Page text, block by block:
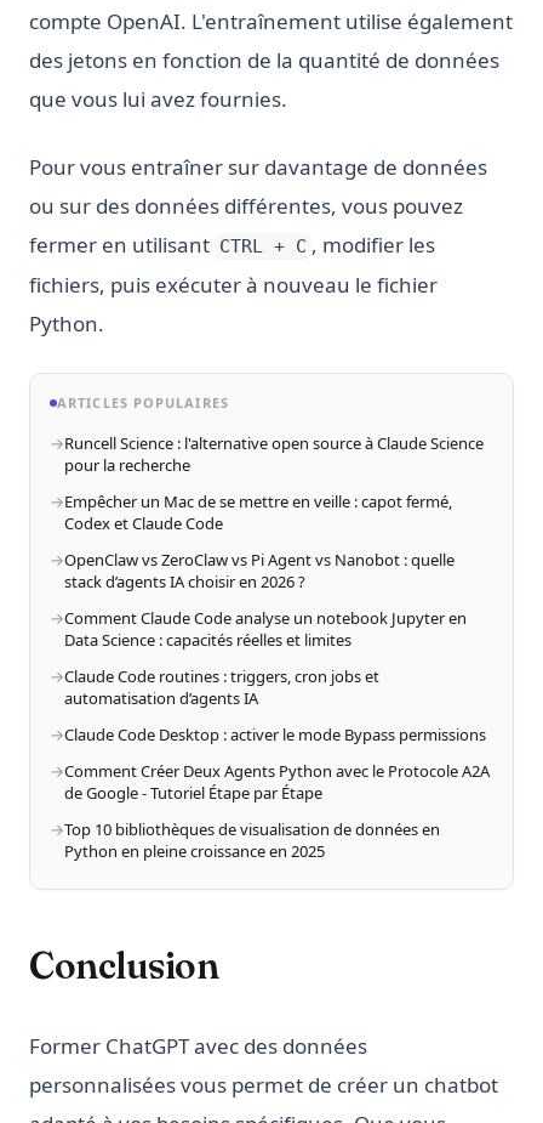
compte OpenAI. L'entraînement utilise également
des jetons en fonction de la quantité de données
que vous lui avez fournies.
Pour vous entraîner sur davantage de données
ou sur des données différentes, vous pouvez
fermer en utilisant CTRL + C , modifier les
fichiers, puis exécuter à nouveau le fichier
Python.
ARTICLES POPULAIRES
Runcell Science : l'alternative open source à Claude Science
pour la recherche
Empêcher un Mac de se mettre en veille : capot fermé,
Codex et Claude Code
OpenClaw vs ZeroClaw vs Pi Agent vs Nanobot : quelle
stack d’agents IA choisir en 2026 ?
Comment Claude Code analyse un notebook Jupyter en
Data Science : capacités réelles et limites
Claude Code routines : triggers, cron jobs et
automatisation d’agents IA
Claude Code Desktop : activer le mode Bypass permissions
Comment Créer Deux Agents Python avec le Protocole A2A
de Google - Tutoriel Étape par Étape
Top 10 bibliothèques de visualisation de données en
Python en pleine croissance en 2025
Conclusion
Former ChatGPT avec des données
personnalisées vous permet de créer un chatbot